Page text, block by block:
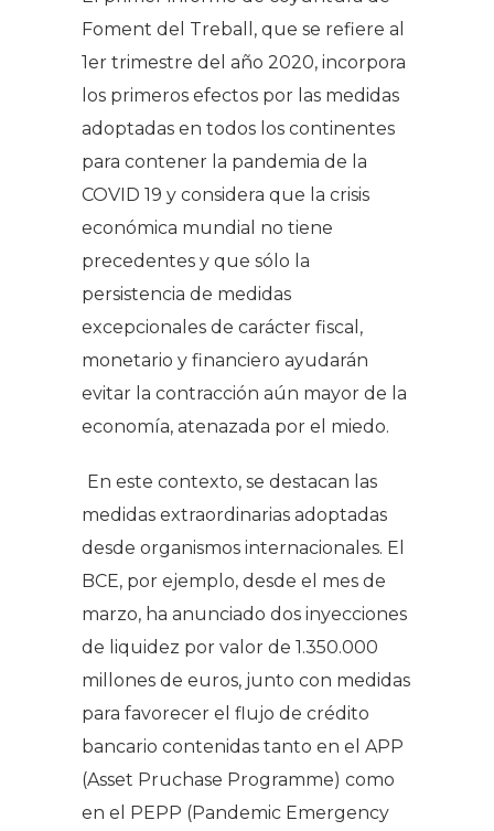
Foment del Treball, que se refiere al
1er trimestre del año 2020, incorpora
los primeros efectos por las medidas
adoptadas en todos los continentes
para contener la pandemia de la
COVID 19 y considera que la crisis
económica mundial no tiene
precedentes y que sólo la
persistencia de medidas
excepcionales de carácter fiscal,
monetario y financiero ayudarán
evitar la contracción aún mayor de la
economía, atenazada por el miedo.
En este contexto, se destacan las
medidas extraordinarias adoptadas
desde organismos internacionales. El
BCE, por ejemplo, desde el mes de
marzo, ha anunciado dos inyecciones
de liquidez por valor de 1.350.000
millones de euros, junto con medidas
para favorecer el flujo de crédito
bancario contenidas tanto en el APP
(Asset Pruchase Programme) como
en el PEPP (Pandemic Emergency